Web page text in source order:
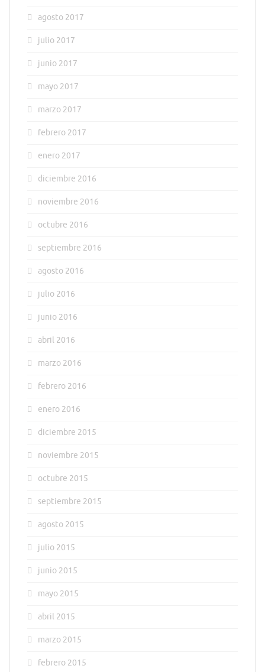
agosto 2017
julio 2017
junio 2017
mayo 2017
marzo 2017
febrero 2017
enero 2017
diciembre 2016
noviembre 2016
octubre 2016
septiembre 2016
agosto 2016
julio 2016
junio 2016
abril 2016
marzo 2016
febrero 2016
enero 2016
diciembre 2015
noviembre 2015
octubre 2015
septiembre 2015
agosto 2015
julio 2015
junio 2015
mayo 2015
abril 2015
marzo 2015
febrero 2015